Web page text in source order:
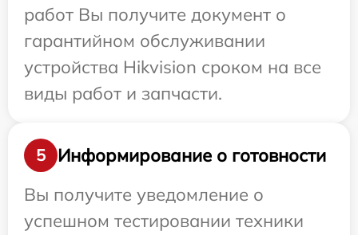
работ Вы получите документ о
гарантийном обслуживании
устройства Hikvision сроком на все
виды работ и запчасти.
5
Информирование о готовности
Вы получите уведомление о
успешном тестировании техники